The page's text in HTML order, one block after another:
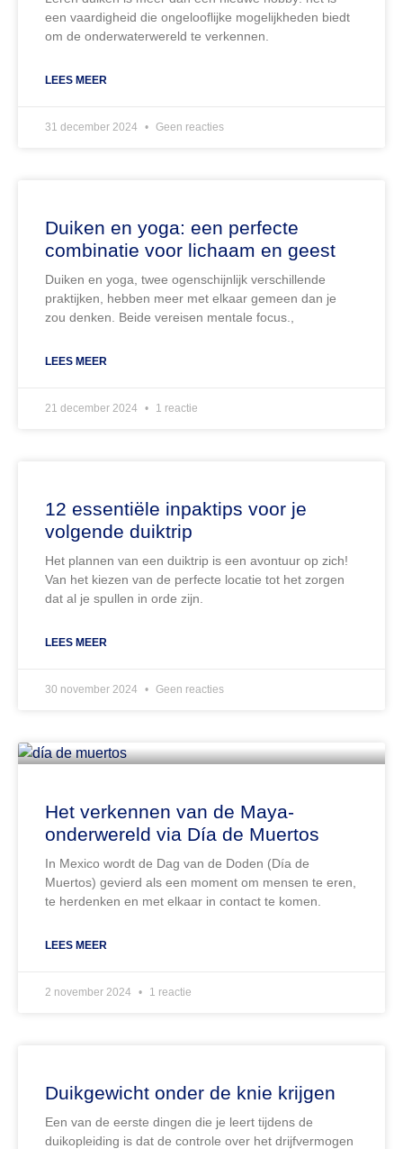
een vaardigheid die ongelooflijke mogelijkheden biedt
om de onderwaterwereld te verkennen.
LEES MEER
31 december 2024 Geen reacties
Duiken en yoga: een perfecte
combinatie voor lichaam en geest
Duiken en yoga, twee ogenschijnlijk verschillende
praktijken, hebben meer met elkaar gemeen dan je
zou denken. Beide vereisen mentale focus.,
LEES MEER
21 december 2024 1 reactie
12 essentiële inpaktips voor je
volgende duiktrip
Het plannen van een duiktrip is een avontuur op zich!
Van het kiezen van de perfecte locatie tot het zorgen
dat al je spullen in orde zijn.
LEES MEER
30 november 2024 Geen reacties
Het verkennen van de Maya-
onderwereld via Día de Muertos
In Mexico wordt de Dag van de Doden (Día de
Muertos) gevierd als een moment om mensen te eren,
te herdenken en met elkaar in contact te komen.
LEES MEER
2 november 2024 1 reactie
Duikgewicht onder de knie krijgen
Een van de eerste dingen die je leert tijdens de
duikopleiding is dat de controle over het drijfvermogen